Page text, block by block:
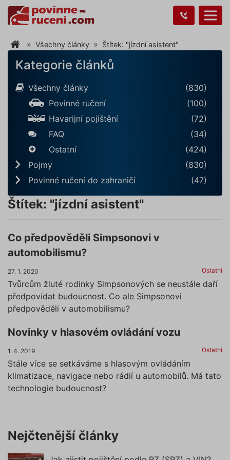
Všechny články Štítek: "jízdní asistent"
Kategorie článků
Všechny články
(830)
Povinné ručení
(100)
Havarijní pojištění
(72)
FAQ
(34)
Ostatní
(424)
Pojmy
(830)
Povinné ručení do zahraničí
(47)
Štítek: "jízdní asistent"
Co předpověděli Simpsonovi v
automobilismu?
27. 1. 2020 Ostatní
Tvůrcům žluté rodinky Simpsonových se neustále daří
předpovídat budoucnost. Co ale Simpsonovi
předpověděli v automobilismu?
Novinky v hlasovém ovládání vozu
1. 4. 2019 Ostatní
Stále více se setkáváme s hlasovým ovládáním
klimatizace, navigace nebo rádií u automobilů. Má tato
technologie budoucnost?
Nejčtenější články